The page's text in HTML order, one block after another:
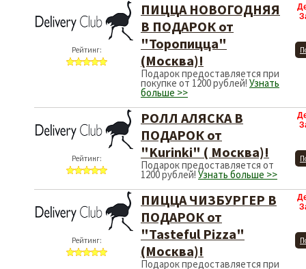
Рейтинг:
ПИЦЦА НОВОГОДНЯЯ
В ПОДАРОК от
"Торопицца"
(Москва)!
Подарок предоставляется при
покупке от 1200 рублей! Узнать
больше >>
Рейтинг:
РОЛЛ АЛЯСКА В
ПОДАРОК от
"Kurinki" ( Москва)!
Подарок предоставляется от
1200 рублей! Узнать больше >>
Рейтинг:
ПИЦЦА ЧИЗБУРГЕР В
ПОДАРОК от
"Tasteful Pizza"
(Москва)!
Подарок предоставляется при